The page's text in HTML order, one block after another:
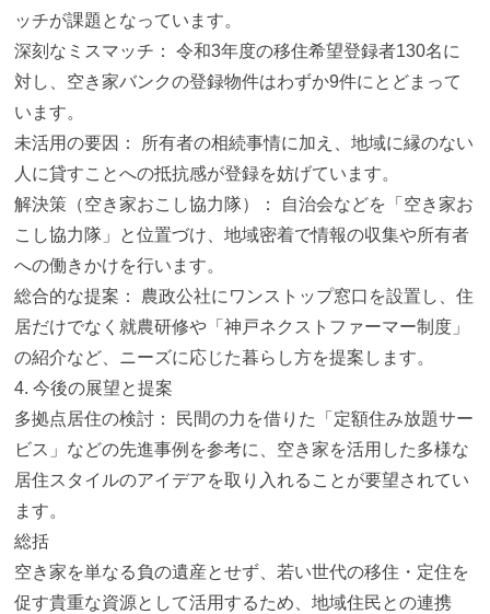
ッチが課題となっています。
深刻なミスマッチ： 令和3年度の移住希望登録者130名に
対し、 空き家バンクの登録物件はわずか9件にとどまって
います。
未活用の要因： 所有者の相続事情に加え、地域に縁のない
人に貸すことへの抵抗感が登録を妨げています。
解決策（空き家おこし協力隊）： 自治会などを「空き家お
こし協力隊」と位置づけ、地域密着で情報の収集や所有者
への働きかけを行います。
総合的な提案： 農政公社にワンストップ窓口を設置し、住
居だけでなく就農研修や「神戸ネクストファーマー制度」
の紹介など、ニーズに応じた暮らし方を提案します。
4. 今後の展望と提案
多拠点居住の検討： 民間の力を借りた「定額住み放題サー
ビス」 などの先進事例を参考に、 空き家を活用した多様な
居住スタイルのアイデアを取り入れること が要望されてい
ます。
総括
空き家を単なる負の遺産とせず、若い世代の移住・ 定住を
促す貴重な資源として活用するため、地域住民との連携